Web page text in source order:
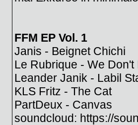
FFM EP Vol. 1
Janis - Beignet Chichi
Le Rubrique - We
Leander Janik - Labil
KLS Fritz - The Cat
PartDeux - Canvas
soundcloud: https://